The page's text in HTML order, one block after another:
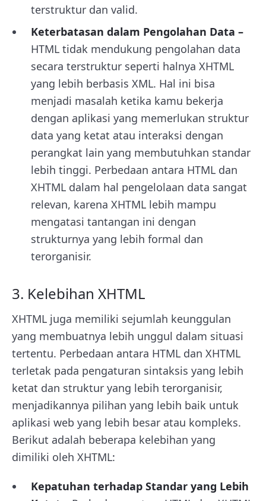
terstruktur dan valid.
Keterbatasan dalam Pengolahan Data –
HTML tidak mendukung pengolahan data
secara terstruktur seperti halnya XHTML
yang lebih berbasis XML. Hal ini bisa
menjadi masalah ketika kamu bekerja
dengan aplikasi yang memerlukan struktur
data yang ketat atau interaksi dengan
perangkat lain yang membutuhkan standar
lebih tinggi. Perbedaan antara HTML dan
XHTML dalam hal pengelolaan data sangat
relevan, karena XHTML lebih mampu
mengatasi tantangan ini dengan
strukturnya yang lebih formal dan
terorganisir.
3. Kelebihan XHTML
XHTML juga memiliki sejumlah keunggulan
yang membuatnya lebih unggul dalam situasi
tertentu. Perbedaan antara HTML dan XHTML
terletak pada pengaturan sintaksis yang lebih
ketat dan struktur yang lebih terorganisir,
menjadikannya pilihan yang lebih baik untuk
aplikasi web yang lebih besar atau kompleks.
Berikut adalah beberapa kelebihan yang
dimiliki oleh XHTML:
Kepatuhan terhadap Standar yang Lebih